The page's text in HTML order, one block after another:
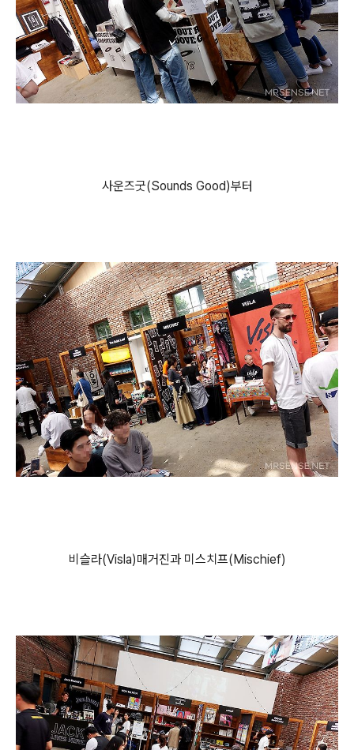
사운즈굿(Sounds Good)부터
비슬라(Visla)매거진과 미스치프(Mischief)